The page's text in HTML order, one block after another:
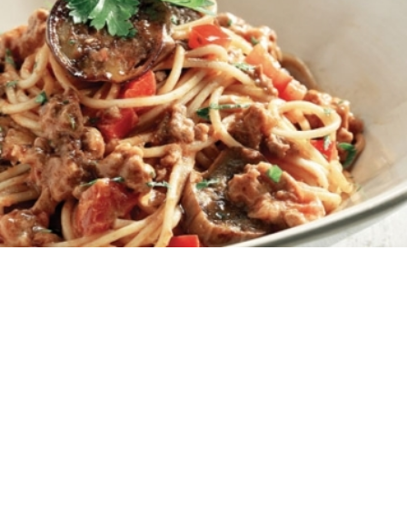
καρότο, κολοκύθι, με πλούσια γεύση και με τη δροσιά
του γιαουρτιού να κάνει τη διαφορά και να
απογειώνει το πιάτο.
Εύκολη 0:30
4 15 λεπτά 15 λεπτά